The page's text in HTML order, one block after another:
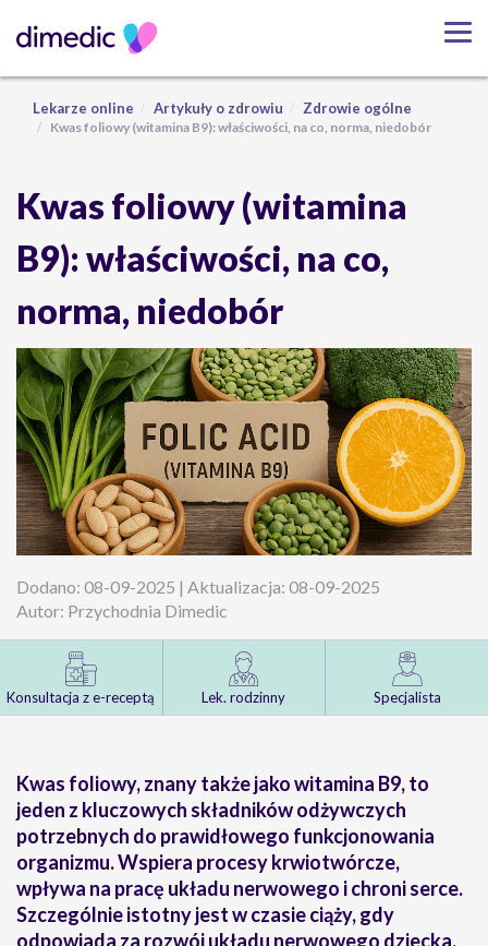
Lekarze online Artykuły o zdrowiu Zdrowie ogólne
Kwas foliowy (witamina B9): właściwości, na co, norma, niedobór
Kwas foliowy (witamina
B9): właściwości, na co,
norma, niedobór
Dodano: 08-09-2025 | Aktualizacja: 08-09-2025
Autor: Przychodnia Dimedic
Konsultacja z e-receptą Lek. rodzinny Specjalista
Kwas foliowy, znany także jako witamina B9, to
jeden z kluczowych składników odżywczych
potrzebnych do prawidłowego funkcjonowania
organizmu. Wspiera procesy krwiotwórcze,
wpływa na pracę układu nerwowego i chroni serce.
Szczególnie istotny jest w czasie ciąży, gdy
odpowiada za rozwój układu nerwowego dziecka.